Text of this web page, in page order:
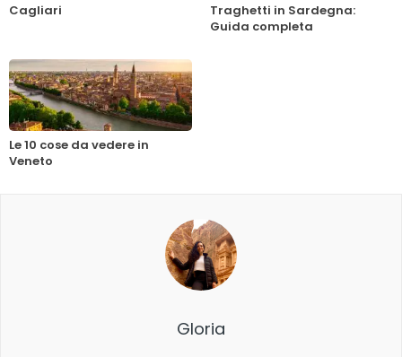
Cagliari
Traghetti in Sardegna:
Guida completa
Le 10 cose da vedere in
Veneto
Gloria